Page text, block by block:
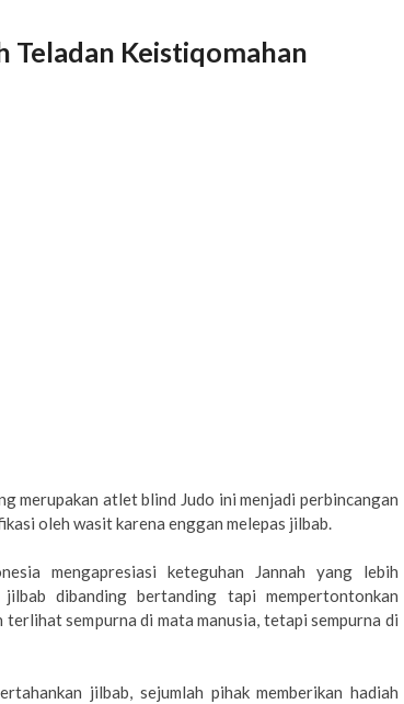
Teladan Keistiqomahan
merupakan atlet blind Judo ini menjadi perbincangan
oleh wasit karena enggan melepas jilbab.
mengapresiasi keteguhan Jannah yang lebih
jilbab dibanding bertanding tapi mempertontonkan
sempurna di mata manusia, tetapi sempurna di
jilbab, sejumlah pihak memberikan hadiah